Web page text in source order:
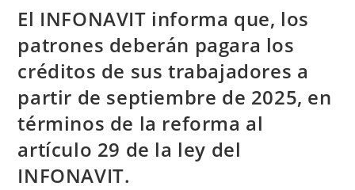
El INFONAVIT informa que, los
patrones deberán pagara los
créditos de sus trabajadores a
partir de septiembre de 2025, en
términos de la reforma al
artículo 29 de la ley del
INFONAVIT.